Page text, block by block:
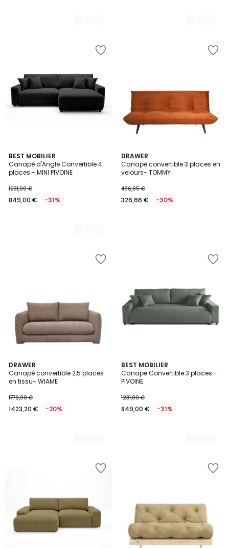
BEST MOBILIER
Canapé d'Angle Convertible 4
places - MINI PIVOINE
1231,00 €
849,00 € -31%
4
Couleurs
DRAWER
Canapé convertible 3 places en
velours- TOMMY
466,65 €
326,66 € -30%
DRAWER
Canapé convertible 2,5 places
en tissu- WIAME
1779,00 €
1423,20 € -20%
2
Couleurs
BEST MOBILIER
Canapé Convertible 3 places -
PIVOINE
1231,00 €
849,00 € -31%
6
Couleurs